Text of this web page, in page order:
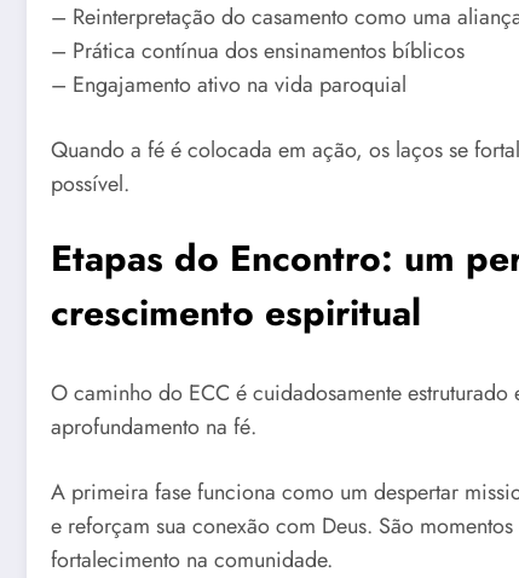
– Reinterpretação do casamento como uma
– Prática contínua dos ensinamentos bíblicos
– Engajamento ativo na vida paroquial
Quando a fé é colocada em ação, os laços se
possível.
Etapas do Encontro: um
crescimento espiritual
O caminho do ECC é cuidadosamente
aprofundamento na fé.
A primeira fase funciona como um despertar
e reforçam sua conexão com Deus. São
fortalecimento na comunidade.